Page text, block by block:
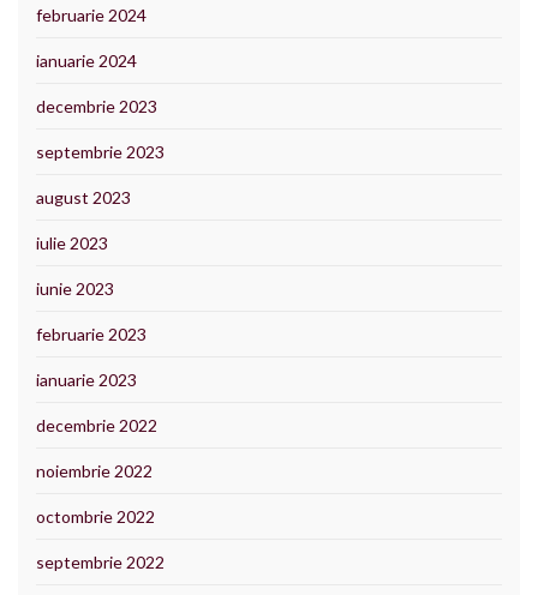
februarie 2024
ianuarie 2024
decembrie 2023
septembrie 2023
august 2023
iulie 2023
iunie 2023
februarie 2023
ianuarie 2023
decembrie 2022
noiembrie 2022
octombrie 2022
septembrie 2022